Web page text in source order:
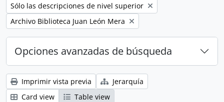
Remove filter:
Sólo las descripciones de nivel superior
Remove filter:
Archivo Biblioteca Juan León Mera
Opciones avanzadas de búsqueda
Imprimir vista previa
Jerarquía
Card view
Table view